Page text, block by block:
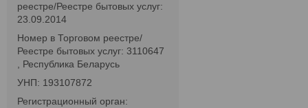
реестре/Реестре бытовых услуг:
23.09.2014
Номер в Торговом реестре/
Реестре бытовых услуг: 3110647
, Республика Беларусь
УНП: 193107872
Регистрационный орган: